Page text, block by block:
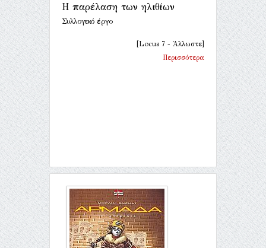
Η παρέλαση των ηλιθίων
Συλλογικό έργο
[Locus 7 - Άλλωστε]
Περισσότερα